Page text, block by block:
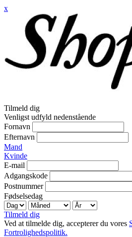
x
Tilmeld dig
Venligst udfyld nedenstående
Fornavn
Efternavn
Mand
Kvinde
E-mail
Adgangskode
Postnummer
Fødselsedag
Tilmeld dig
Ved at tilmelde dig, accepterer du vores
Fortrolighedspolitik.